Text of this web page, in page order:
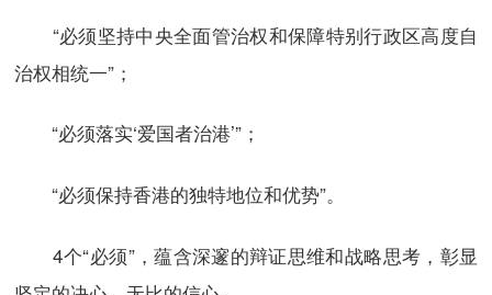
“必须坚持中央全面管治权和保障特别行政区高度自
治权相统一”；
“必须落实‘爱国者治港’”；
“必须保持香港的独特地位和优势”。
4个“必须”，蕴含深邃的辩证思维和战略思考，彰显